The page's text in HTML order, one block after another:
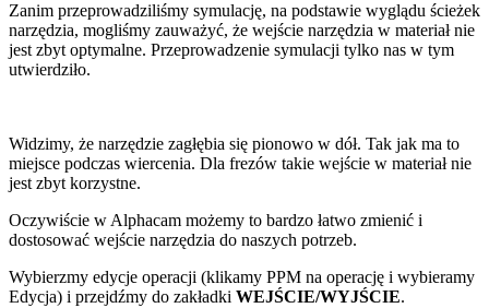
Zanim przeprowadziliśmy symulację, na podstawie wyglądu ścieżek
narzędzia, mogliśmy zauważyć, że wejście narzędzia w materiał nie
jest zbyt optymalne. Przeprowadzenie symulacji tylko nas w tym
utwierdziło.
Widzimy, że narzędzie zagłębia się pionowo w dół. Tak jak ma to
miejsce podczas wiercenia. Dla frezów takie wejście w materiał nie
jest zbyt korzystne.
Oczywiście w Alphacam możemy to bardzo łatwo zmienić i
dostosować wejście narzędzia do naszych potrzeb.
Wybierzmy edycje operacji (klikamy PPM na operację i wybieramy
Edycja) i przejdźmy do zakładki WEJŚCIE/WYJŚCIE.